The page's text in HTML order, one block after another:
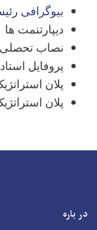
بیوگرافی
دیپارتنمت ها
نصاب تحصلی
پروفایل
پلان
پلان
در باره